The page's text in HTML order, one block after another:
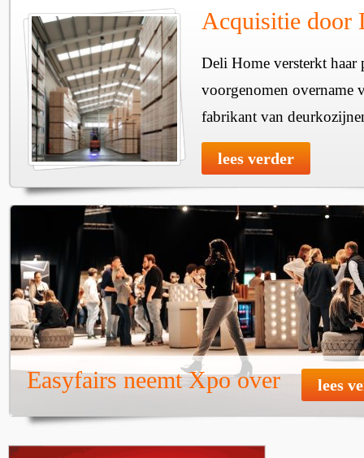
Acquisitie door
Deli Home versterkt haar
voorgenomen overname
fabrikant van
lees verder
Easyfairs neemt Xpo over lees